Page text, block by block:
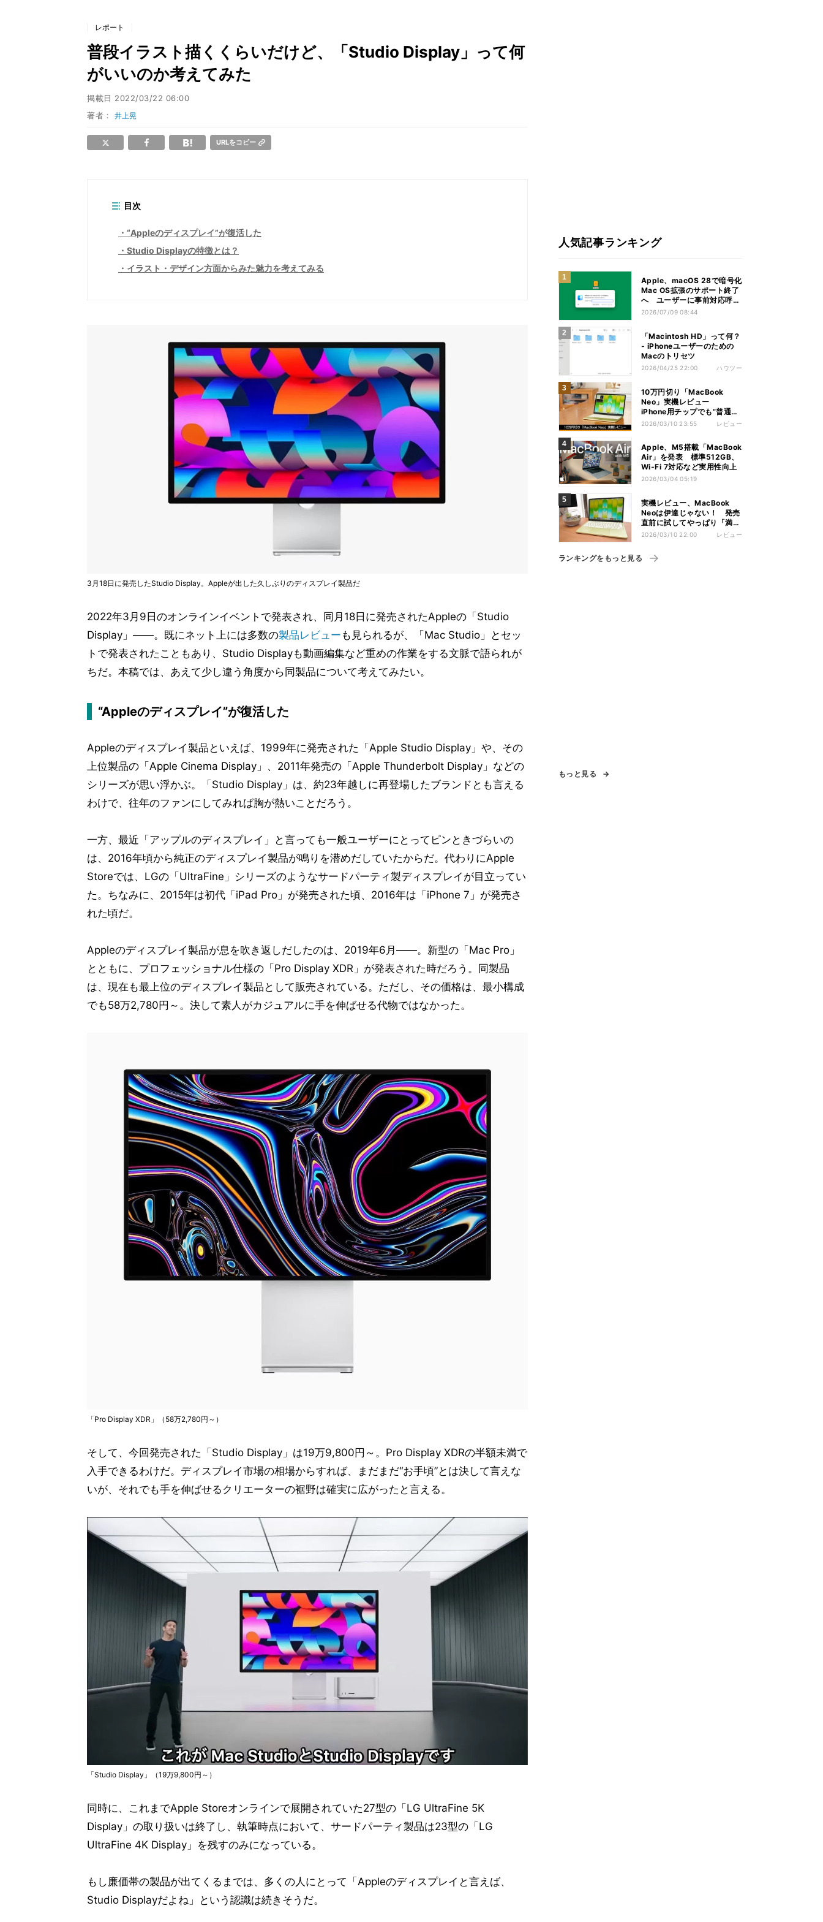
レポート
普段イラスト描くくらいだけど、「Studio Display」って何
がいいのか考えてみた
掲載日 2022/03/22 06:00
著者：井上晃
URLをコピー
目次
“Appleのディスプレイ”が復活した
Studio Displayの特徴とは？
イラスト・デザイン方面からみた魅力を考えてみる
3月18日に発売したStudio Display。Appleが出した久しぶりのディスプレイ製品だ
2022年3月9日のオンラインイベントで発表され、同月18日に発売されたAppleの「Studio
Display」――。既にネット上には多数の製品レビュー も見られるが、「Mac Studio」とセッ
トで発表されたこともあり、Studio Displayも動画編集など重めの作業をする文脈で語られが
ちだ。本稿では、あえて少し違う角度から同製品について考えてみたい。
“Appleのディスプレイ”が復活した
Appleのディスプレイ製品といえば、1999年に発売された「Apple Studio Display」や、その
上位製品の「Apple Cinema Display」、2011年発売の「Apple Thunderbolt Display」などの
シリーズが思い浮かぶ。「Studio Display」は、約23年越しに再登場したブランドとも言える
わけで、往年のファンにしてみれば胸が熱いことだろう。
一方、最近「アップルのディスプレイ」と言っても一般ユーザーにとってピンときづらいの
は、2016年頃から純正のディスプレイ製品が鳴りを潜めだしていたからだ。代わりにApple
Storeでは、LGの「UltraFine」シリーズのようなサードパーティ製ディスプレイが目立ってい
た。ちなみに、2015年は初代「iPad Pro」が発売された頃、2016年は「iPhone 7」が発売さ
れた頃だ。
Appleのディスプレイ製品が息を吹き返しだしたのは、2019年6月――。新型の「Mac Pro」
とともに、プロフェッショナル仕様の「Pro Display XDR」が発表された時だろう。同製品
は、現在も最上位のディスプレイ製品として販売されている。ただし、その価格は、最小構成
でも58万2,780円～。決して素人がカジュアルに手を伸ばせる代物ではなかった。
「Pro Display XDR」（58万2,780円～）
そして、今回発売された「Studio Display」は19万9,800円～。Pro Display XDRの半額未満で
入手できるわけだ。ディスプレイ市場の相場からすれば、まだまだ“お手頃”とは決して言えな
いが、それでも手を伸ばせるクリエーターの裾野は確実に広がったと言える。
「Studio Display」（19万9,800円～）
同時に、これまでApple Storeオンラインで展開されていた27型の「LG UltraFine 5K
Display」の取り扱いは終了し、執筆時点において、サードパーティ製品は23型の「LG
UltraFine 4K Display」を残すのみになっている。
もし廉価帯の製品が出てくるまでは、多くの人にとって「Appleのディスプレイと言えば、
Studio Displayだよね」という認識は続きそうだ。
人気記事ランキング
Apple、macOS 28で暗号化
Mac OS拡張のサポート終了
へ ユーザーに事前対応呼び
かけ
2026/07/09 08:44
「Macintosh HD」って何？
- iPhoneユーザーのための
Macのトリセツ
2026/04/25 22:00 ハウツー
10万円切り「MacBook
Neo」実機レビュー
iPhone用チップでも“普通に
使えた”意外な実力
2026/03/10 23:55 レビュー
Apple、M5搭載「MacBook
Air」を発表 標準512GB、
Wi‑Fi 7対応など実用性向上
2026/03/04 05:19
実機レビュー、MacBook
Neoは伊達じゃない！ 発売
直前に試してやっぱり「満
足」
2026/03/10 22:00 レビュー
ランキングをもっと見る
もっと見る